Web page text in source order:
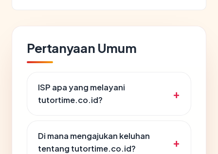
Pertanyaan Umum
ISP apa yang melayani
tutortime.co.id?
Di mana mengajukan keluhan
tentang tutortime.co.id?